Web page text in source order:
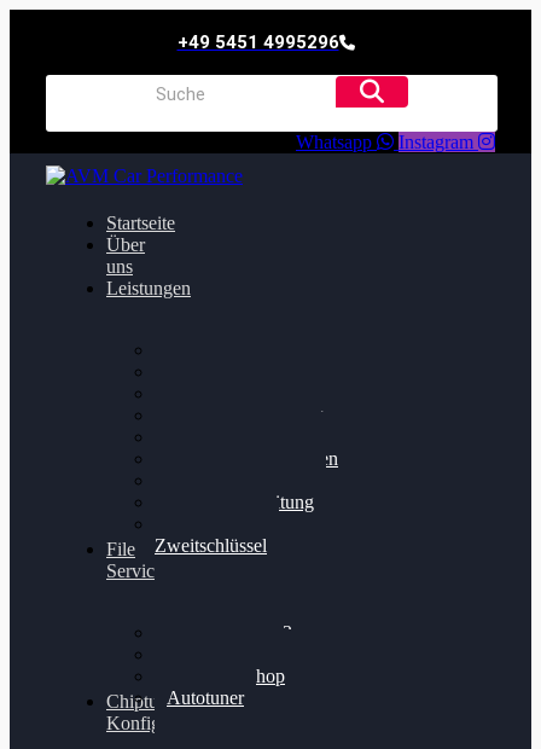
+49 5451 4995296
Whatsapp Instagram
Startseite
Über
uns
Leistungen
Getriebeoptimierung
Bremsscheiben planen
Felgenaufbereitung
Zweitschlüssel
File
Service
Alientech Kess3
Alientech Shop
Autotuner
Chiptuning
Konfigurator